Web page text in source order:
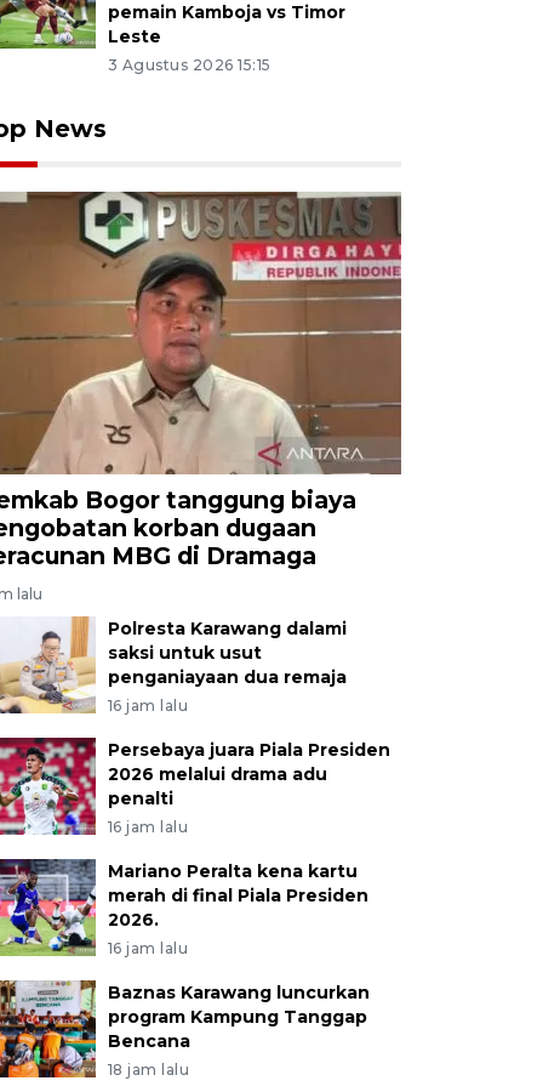
pemain Kamboja vs Timor
Leste
3 Agustus 2026 15:15
News
Bogor tanggung biaya
korban dugaan
MBG di Dramaga
lalu
Polresta Karawang dalami
saksi untuk usut
penganiayaan dua remaja
16 jam lalu
Persebaya juara Piala Presiden
2026 melalui drama adu
penalti
16 jam lalu
Mariano Peralta kena kartu
merah di final Piala Presiden
2026.
16 jam lalu
Baznas Karawang luncurkan
program Kampung Tanggap
Bencana
18 jam lalu